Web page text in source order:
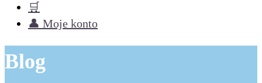
🛒
👤 Moje konto
Blog